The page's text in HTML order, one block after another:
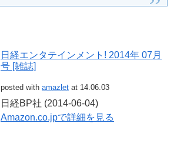
日経エンタテインメント! 2014年 07月
号 [雑誌]
posted with amazlet at 14.06.03
日経BP社 (2014-06-04)
Amazon.co.jpで詳細を見る